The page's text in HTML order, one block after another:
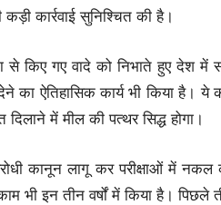
कार्रवाई सुनिश्चित की है।
किए गए वादे को निभाते हुए देश में
का ऐतिहासिक कार्य भी किया है। ये
में मील की पत्थर सिद्ध होगा।
कानून लागू कर परीक्षाओं में
इन तीन वर्षों में किया है। पिछले